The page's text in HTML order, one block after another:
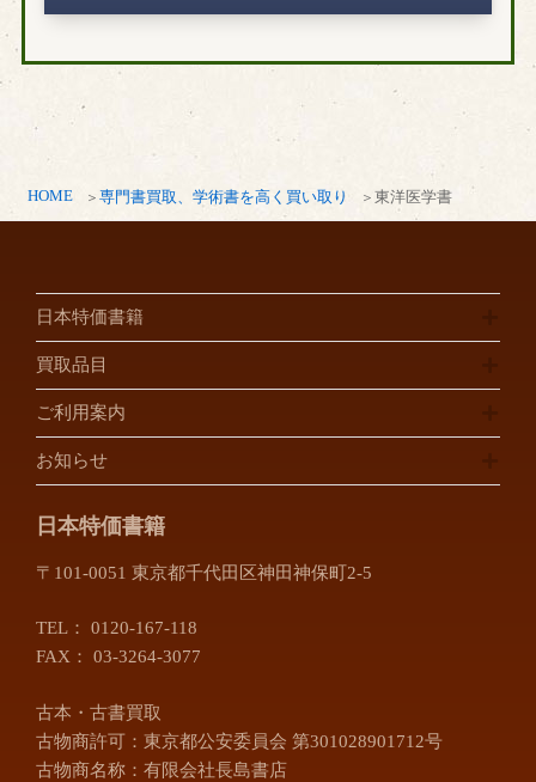
HOME 専門書買取、学術書を高く買い取り 東洋医学書
市原市
印西市
白井市
流山市
習志野市
佐倉市
松戸市
川口市
川越市
さいたま市
朝霞市
入間市
桶川市
加須市
熊谷市
坂戸市
幸手市
日本特価書籍
買取品目
ご利用案内
お知らせ
日本特価書籍
〒101-0051 東京都千代田区神田神保町2-5
TEL： 0120-167-118
FAX： 03-3264-3077
古本・古書買取
古物商許可：東京都公安委員会 第301028901712号
古物商名称：有限会社長島書店